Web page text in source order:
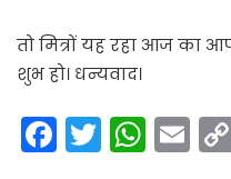
तो मित्रों यह रहा आज का
शुभ हो। धन्यवाद।
F T W E